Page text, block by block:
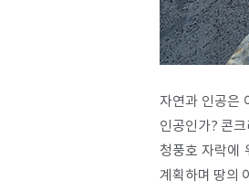
자연과 인공은
인공인가? 콘
청풍호 자락에
계획하며 땅의